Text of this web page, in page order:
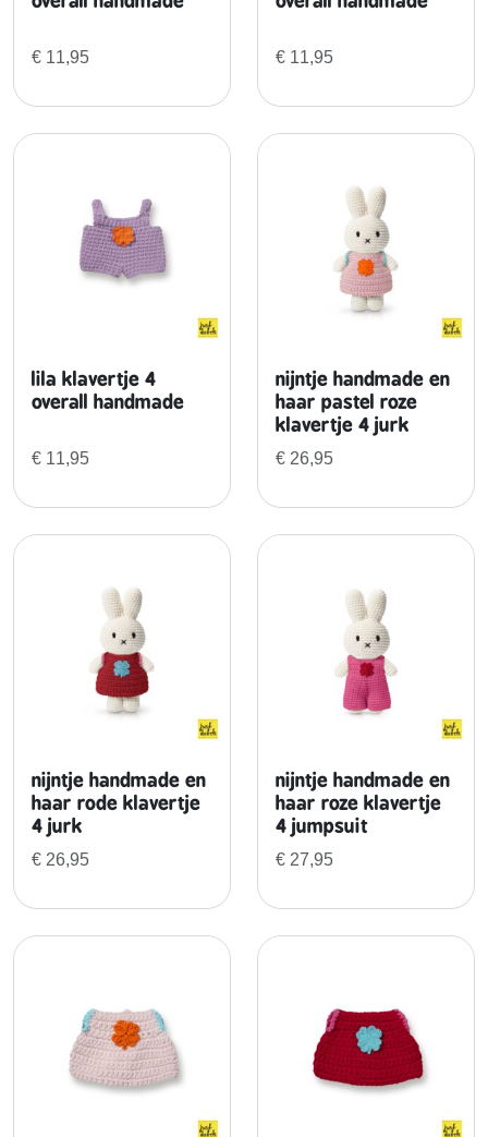
€ 11,95 € 11,95
lila klavertje 4
overall handmade
€ 11,95
nijntje handmade en
haar pastel roze
klavertje 4 jurk
€ 26,95
nijntje handmade en
haar rode klavertje
4 jurk
€ 26,95
nijntje handmade en
haar roze klavertje
4 jumpsuit
€ 27,95